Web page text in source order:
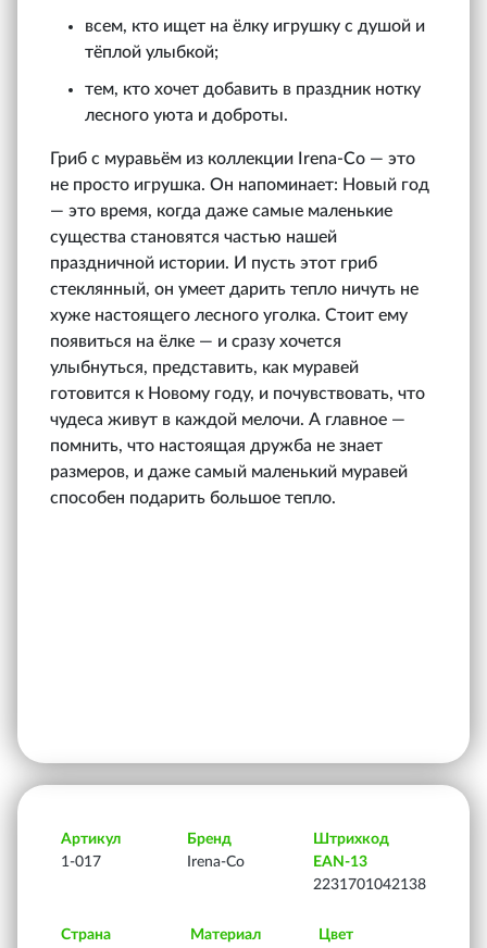
всем, кто ищет на ёлку игрушку с душой и
тёплой улыбкой;
тем, кто хочет добавить в праздник нотку
лесного уюта и доброты.
Гриб с муравьём из коллекции Irena‑Co — это
не просто игрушка. Он напоминает: Новый год
— это время, когда даже самые маленькие
существа становятся частью нашей
праздничной истории. И пусть этот гриб
стеклянный, он умеет дарить тепло ничуть не
хуже настоящего лесного уголка. Стоит ему
появиться на ёлке — и сразу хочется
улыбнуться, представить, как муравей
готовится к Новому году, и почувствовать, что
чудеса живут в каждой мелочи. А главное —
помнить, что настоящая дружба не знает
размеров, и даже самый маленький муравей
способен подарить большое тепло.
Артикул
1-017
Бренд
Irena-Co
Штрихкод
EAN-13
2231701042138
Страна
Материал
Цвет